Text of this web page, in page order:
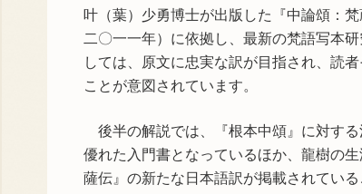
叶（葉）少勇博士が出版した『中論頌：
二〇一一年）に依拠し、最新の梵語写本
しては、原文に忠実な訳が目指され、読
ことが意図されています。
後半の解説では、『根本中頌』に対する
優れた入門書となっているほか、龍樹の
薩伝』の新たな日本語訳が掲載されている